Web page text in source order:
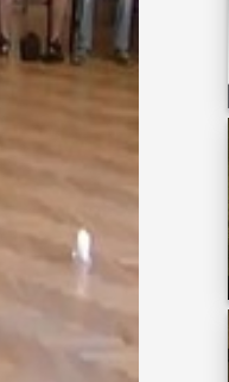
hogy
olyan lelki
a
majd az
és az,